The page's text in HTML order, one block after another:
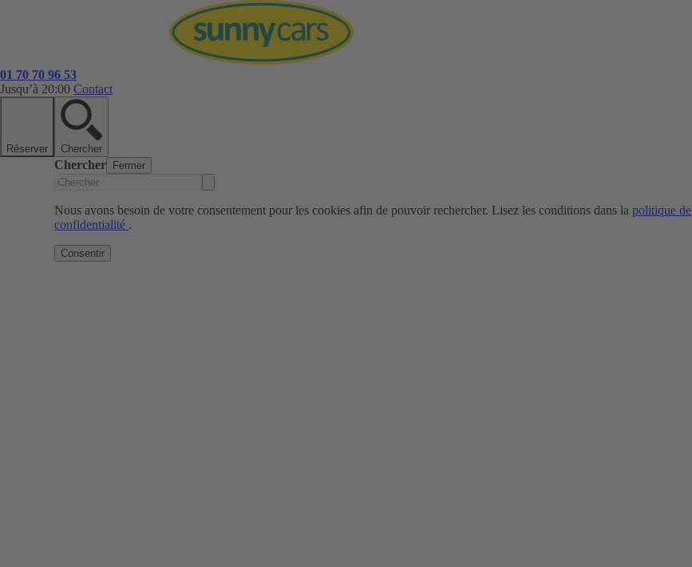
01 70 70 96 53
Jusqu’à 20:00 Contact
Réserver Chercher
Chercher Fermer
Nous avons besoin de votre consentement pour les cookies afin de pouvoir rechercher. Lisez les conditions dans la politique de
confidentialité .
Consentir